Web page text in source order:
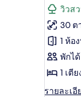
สำหรับ
ห้อง
พัก
ของ
ห้อง
คลาส
สิ
กดับเบิล
รีวิว)
วิวส
30 ต
1 ห้อ
พักไ
1 เตี
รายละเอี
ราย